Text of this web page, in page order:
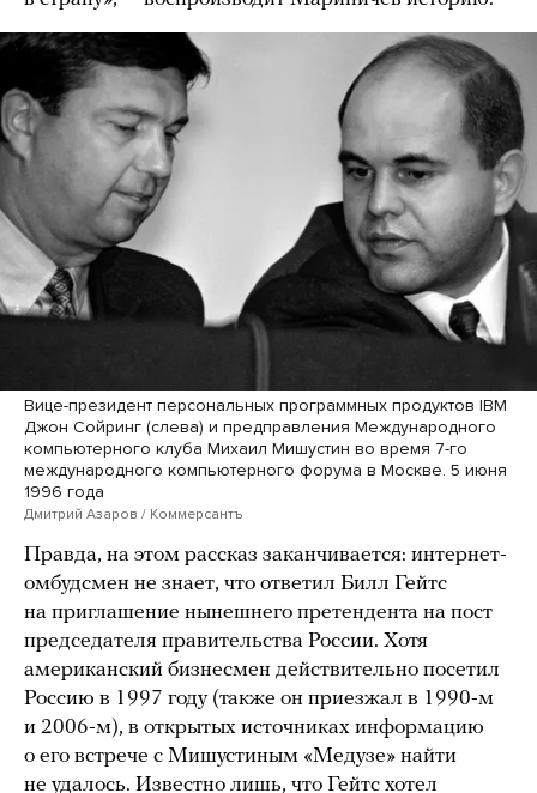
Вице-президент персональных программных продуктов IBM
Джон Сойринг (слева) и предправления Международного
компьютерного клуба Михаил Мишустин во время 7-го
международного компьютерного форума в Москве. 5 июня
1996 года
Дмитрий Азаров / Коммерсантъ
Правда, на этом рассказ заканчивается: интернет-
омбудсмен не знает, что ответил Билл Гейтс
на приглашение нынешнего претендента на пост
председателя правительства России. Хотя
американский бизнесмен действительно посетил
Россию в 1997 году (также он приезжал в 1990-м
и 2006-м), в открытых источниках информацию
о его встрече с Мишустиным «Медузе» найти
не удалось. Известно лишь, что Гейтс хотел